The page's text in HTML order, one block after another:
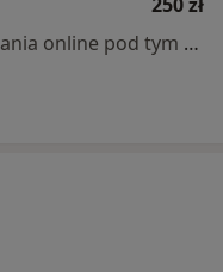
Specjalista nie oferuje umawiania online pod tym adresem.